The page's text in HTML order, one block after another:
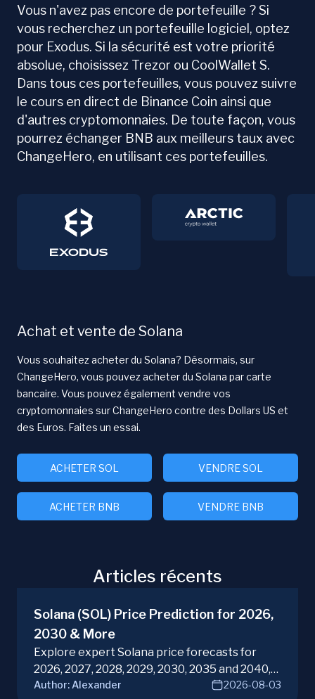
Vous n'avez pas encore de portefeuille ? Si
vous recherchez un portefeuille logiciel, optez
pour Exodus. Si la sécurité est votre priorité
absolue, choisissez Trezor ou CoolWallet S.
Dans tous ces portefeuilles, vous pouvez suivre
le cours en direct de Binance Coin ainsi que
d'autres cryptomonnaies. De toute façon, vous
pourrez échanger BNB aux meilleurs taux avec
ChangeHero, en utilisant ces portefeuilles.
Achat et vente de Solana
Vous souhaitez acheter du Solana? Désormais, sur
ChangeHero, vous pouvez acheter du Solana par carte
bancaire. Vous pouvez également vendre vos
cryptomonnaies sur ChangeHero contre des Dollars US et
des Euros. Faites un essai.
ACHETER SOL VENDRE SOL
ACHETER BNB VENDRE BNB
Articles récents
Solana (SOL) Price Prediction for 2026,
2030 & More
Explore expert Solana price forecasts for
2026, 2027, 2028, 2029, 2030, 2035 and 2040,
diving into SOL potential in the evolving
Author: Alexander 2026-08-03